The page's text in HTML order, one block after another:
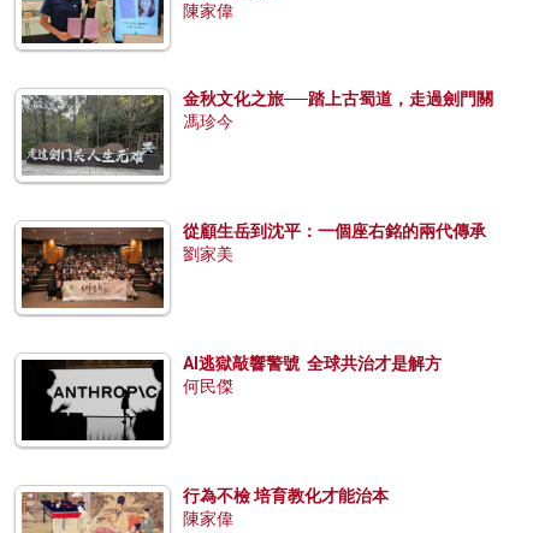
陳家偉
金秋文化之旅──踏上古蜀道，走過劍門關
馮珍今
從顧生岳到沈平：一個座右銘的兩代傳承
劉家美
AI逃獄敲響警號 全球共治才是解方
何民傑
行為不檢 培育教化才能治本
陳家偉